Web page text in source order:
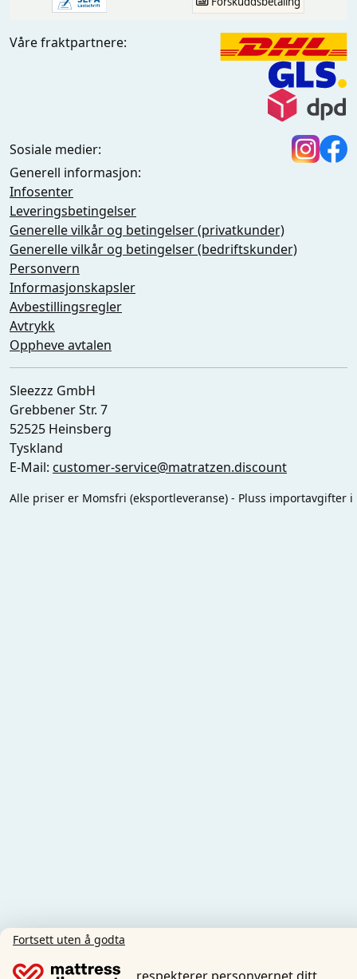
Våre fraktpartnere:
Sosiale medier:
Generell informasjon:
Infosenter
Leveringsbetingelser
Generelle vilkår og betingelser (privatkunder)
Generelle vilkår og betingelser (bedriftskunder)
Personvern
Informasjonskapsler
Avbestillingsregler
Avtrykk
Oppheve avtalen
Sleezzz GmbH
Grebbener Str. 7
52525 Heinsberg
Tyskland
E-Mail: customer-service@matratzen.discount
Alle priser er Momsfri (eksportleveranse) - Pluss importavgifter i
Fortsett uten å godta